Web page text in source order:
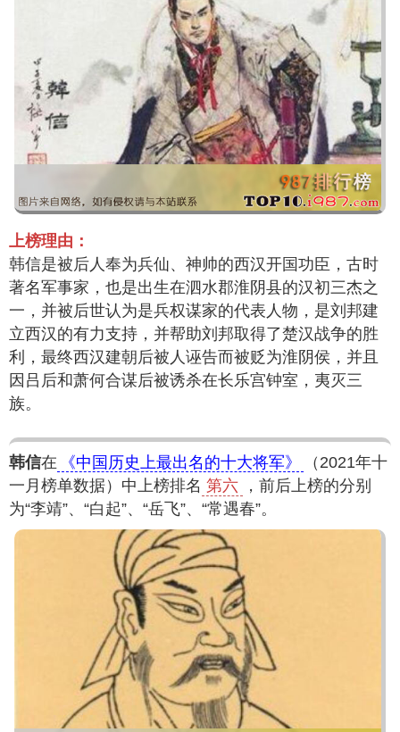
上榜理由：
韩信是被后人奉为兵仙、神帅的西汉开国功臣，古时
著名军事家，也是出生在泗水郡淮阴县的汉初三杰之
一，并被后世认为是兵权谋家的代表人物，是刘邦建
立西汉的有力支持，并帮助刘邦取得了楚汉战争的胜
利，最终西汉建朝后被人诬告而被贬为淮阴侯，并且
因吕后和萧何合谋后被诱杀在长乐宫钟室，夷灭三
族。
韩信在 《中国历史上最出名的十大将军》
（2021年十
一月榜单数据）中上榜排名 第六
，前后上榜的分别
为“李靖”、“白起”、“岳飞”、“常遇春”。